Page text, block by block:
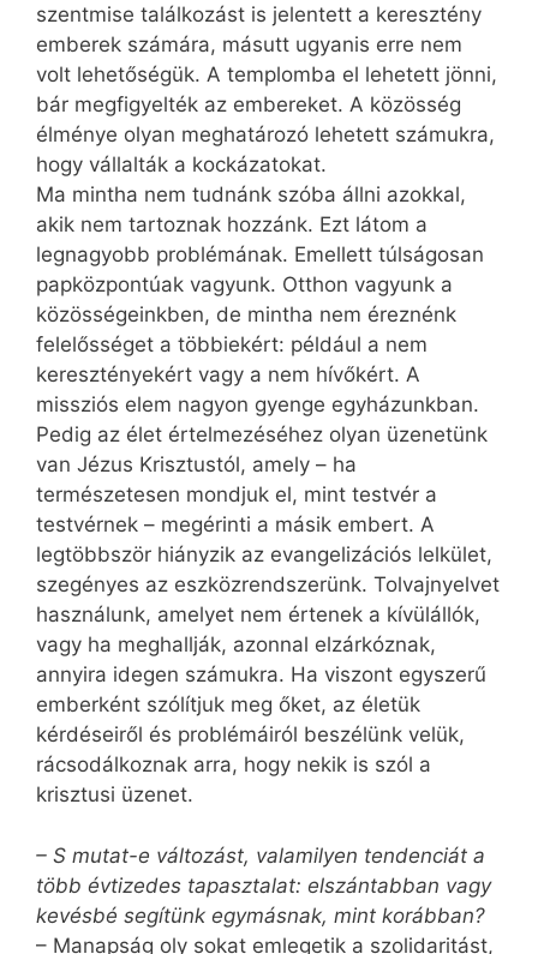
szentmise találkozást is jelentett a keresztény
emberek számára, másutt ugyanis erre nem
volt lehetőségük. A templomba el lehetett jönni,
bár megfigyelték az embereket. A közösség
élménye olyan meghatározó lehetett számukra,
hogy vállalták a kockázatokat.
Ma mintha nem tudnánk szóba állni azokkal,
akik nem tartoznak hozzánk. Ezt látom a
legnagyobb problémának. Emellett túlságosan
papközpontúak vagyunk. Otthon vagyunk a
közösségeinkben, de mintha nem éreznénk
felelősséget a többiekért: például a nem
keresztényekért vagy a nem hívőkért. A
missziós elem nagyon gyenge egyházunkban.
Pedig az élet értelmezéséhez olyan üzenetünk
van Jézus Krisztustól, amely – ha
természetesen mondjuk el, mint testvér a
testvérnek – megérinti a másik embert. A
legtöbbször hiányzik az evangelizációs lelkület,
szegényes az eszközrendszerünk. Tolvajnyelvet
használunk, amelyet nem értenek a kívülállók,
vagy ha meghallják, azonnal elzárkóznak,
annyira idegen számukra. Ha viszont egyszerű
emberként szólítjuk meg őket, az életük
kérdéseiről és problémáiról beszélünk velük,
rácsodálkoznak arra, hogy nekik is szól a
krisztusi üzenet.
– S mutat-e változást, valamilyen tendenciát a
több évtizedes tapasztalat: elszántabban vagy
kevésbé segítünk egymásnak, mint korábban?
– Manapság oly sokat emlegetik a szolidaritást,